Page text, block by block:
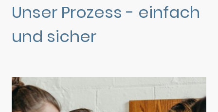
Unser Prozess - einfach
und sicher